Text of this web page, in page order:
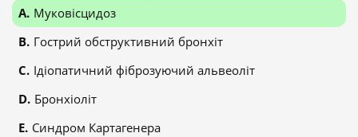
Муковісцидоз
Гострий обструктивний бронхіт
Ідіопатичний фіброзуючий альвеоліт
Бронхіоліт
Синдром Картагенера